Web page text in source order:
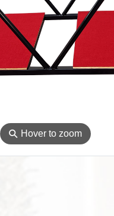
⚲ Hover to zoom